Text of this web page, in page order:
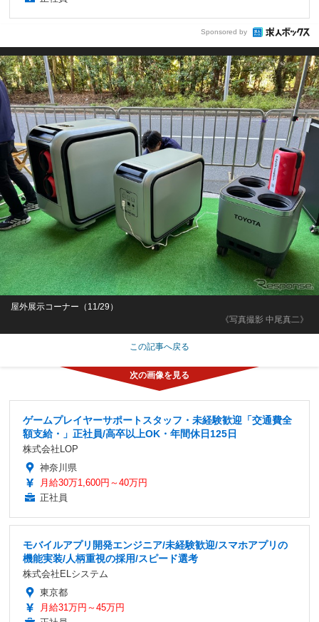
Sponsored by
《写真撮影 中尾真二》
屋外展示コーナー（11/29）
この記事へ戻る
ゲームプレイヤーサポートスタッフ・未経験歓迎「交通費全
額支給・」正社員/高卒以上OK・年間休日125日
株式会社LOP
神奈川県
月給30万1,600円～40万円
正社員
モバイルアプリ開発エンジニア/未経験歓迎/スマホアプリの
機能実装/人柄重視の採用/スピード選考
株式会社ELシステム
東京都
月給31万円～45万円